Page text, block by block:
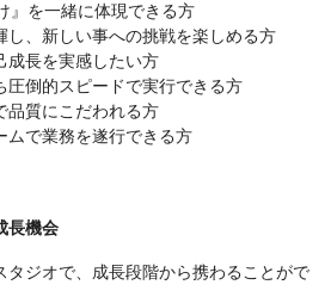
』を一緒に体現できる方
し、新しい事への挑戦を楽しめる方
成長を実感したい方
圧倒的スピードで実行できる方
品質にこだわれる方
ムで業務を遂行できる方
長機会
タジオで、成長段階から携わることがで